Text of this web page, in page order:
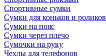
Спортивные сумки
Сумки для коньков и роликов
Сумки на пояс
Сумки через плечо
Сумочки на руку
Чехлы для телефонов